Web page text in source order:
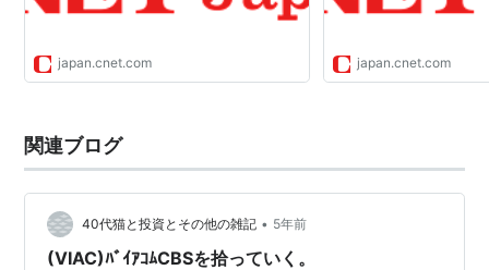
japan.cnet.com japan.cnet.com
関連ブログ
40代猫と投資とその他の雑記 • 5年前
(VIAC)ﾊﾞｲｱｺﾑCBSを拾っていく。